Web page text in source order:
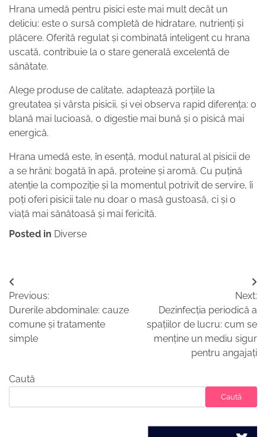
Hrana umedă pentru pisici este mai mult decât un
deliciu: este o sursă completă de hidratare, nutrienți și
plăcere. Oferită regulat și combinată inteligent cu hrana
uscată, contribuie la o stare generală excelentă de
sănătate.
Alege produse de calitate, adaptează porțiile la
greutatea și vârsta pisicii, și vei observa rapid diferența: o
blană mai lucioasă, o digestie mai bună și o pisică mai
energică.
Hrana umedă este, în esență, modul natural al pisicii de
a se hrăni: bogată în apă, proteine și aromă. Cu puțină
atenție la compoziție și la momentul potrivit de servire, îi
poți oferi pisicii tale nu doar o masă gustoasă, ci și o
viață mai sănătoasă și mai fericită.
Posted in Diverse
Navigare
în
articole
Previous:
Durerile abdominale: cauze
comune și tratamente
simple
Next:
Dezinfecția periodică a
spațiilor de lucru: cum se
menține un mediu sigur
pentru angajați
Caută
Caută